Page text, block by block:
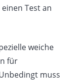
Test an
weiche
für
muss